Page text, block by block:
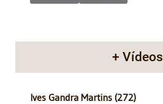
+ Vídeos
Ives Gandra Martins (272)